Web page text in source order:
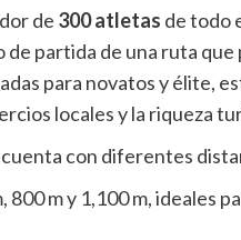
de 300 atletas de todo
de partida de una ruta
para novatos y élite,
locales y la riqueza
cuenta con diferentes
800 m y 1,100 m, ideales